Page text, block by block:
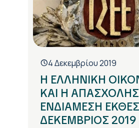
4 Δεκεμβρίου 2019
Η ΕΛΛΗΝΙΚΗ
ΚΑΙ Η
ΕΝΔΙΑΜΕΣΗ
ΔΕΚΕΜΒΡΙΟΣ 2019